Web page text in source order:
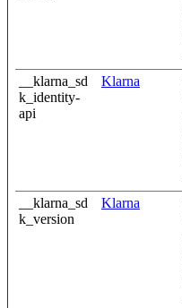
__klarna_sd
k_identity-
api
Klarna
__klarna_sd
k_version
Klarna